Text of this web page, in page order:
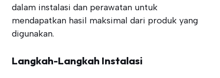
dalam instalasi dan perawatan untuk
mendapatkan hasil maksimal dari produk yang
digunakan.
Langkah-Langkah Instalasi